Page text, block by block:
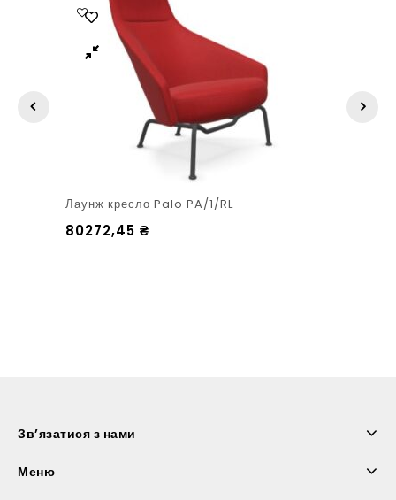
Лаунж кресло Palo PA/1/RL
80272,45 ₴
Зв’язатися з нами
Меню